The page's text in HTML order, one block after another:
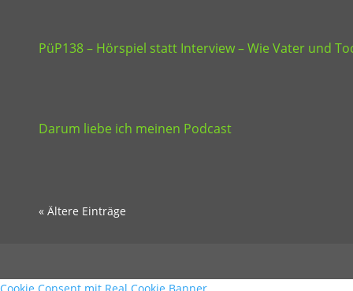
PüP138 – Hörspiel statt Interview – Wie Vater und
Darum liebe ich meinen Podcast
« Ältere Einträge